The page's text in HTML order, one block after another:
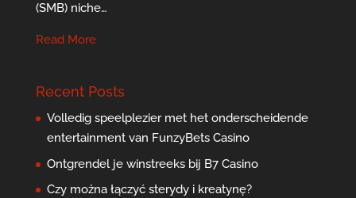
(SMB) niche…
Read More
Recent Posts
Volledig speelplezier met het onderscheidende
entertainment van FunzyBets Casino
Ontgrendel je winstreeks bij B7 Casino
Czy można łączyć sterydy i kreatynę?